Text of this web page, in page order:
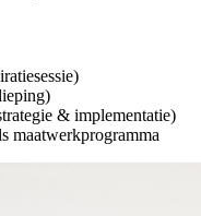
& implementatie)
maatwerkprogramma